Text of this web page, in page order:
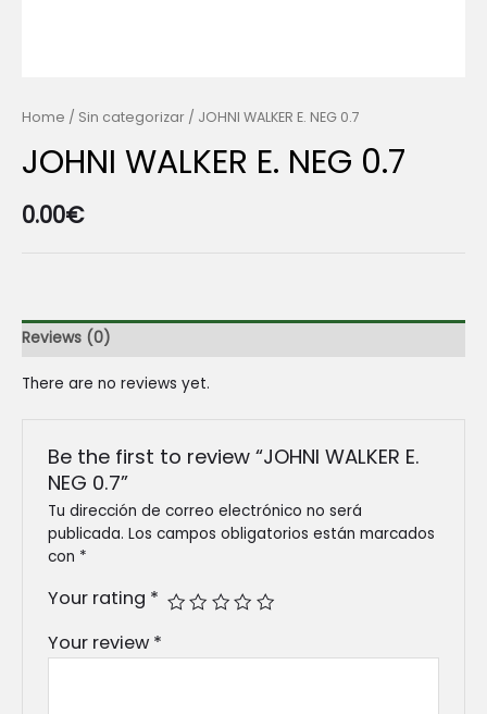
Home / Sin categorizar / JOHNI WALKER E. NEG 0.7
JOHNI WALKER E. NEG 0.7
0.00€
Reviews (0)
There are no reviews yet.
Be the first to review “JOHNI WALKER E.
NEG 0.7”
Tu dirección de correo electrónico no será
publicada. Los campos obligatorios están marcados
con *
Your rating *
Your review *